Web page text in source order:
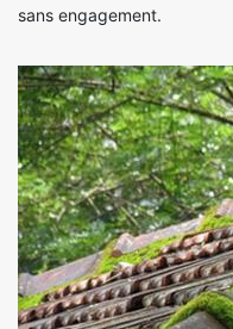
sans engagement.